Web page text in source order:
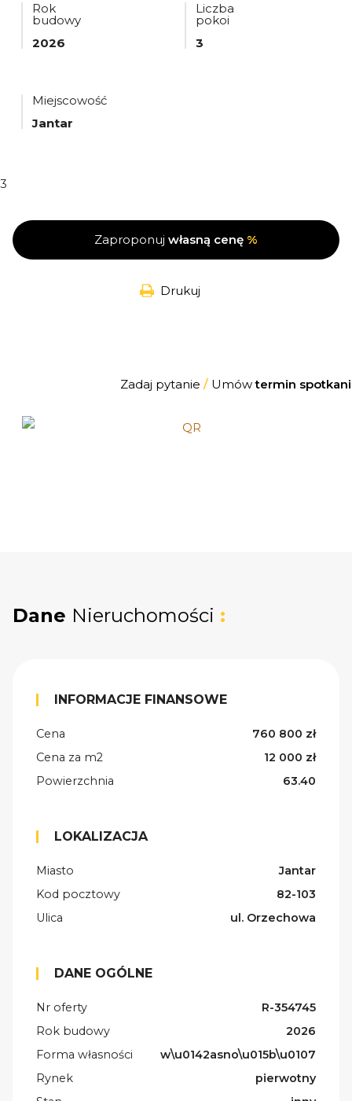
Rok
budowy
2026
Liczba
pokoi
3
Miejscowość
Jantar
3
Zaproponuj własną cenę %
Drukuj
Zadaj pytanie /Umówtermin
Dane Nieruchomości :
INFORMACJE FINANSOWE
Cena
760 800 zł
Cena za m2
12 000 zł
Powierzchnia
63.40
LOKALIZACJA
Miasto
Jantar
Kod pocztowy
82-103
Ulica
ul. Orzechowa
DANE OGÓLNE
Nr oferty
R-354745
Rok budowy
2026
Forma własności
w\u0142asno\u015b\u0107
Rynek
pierwotny